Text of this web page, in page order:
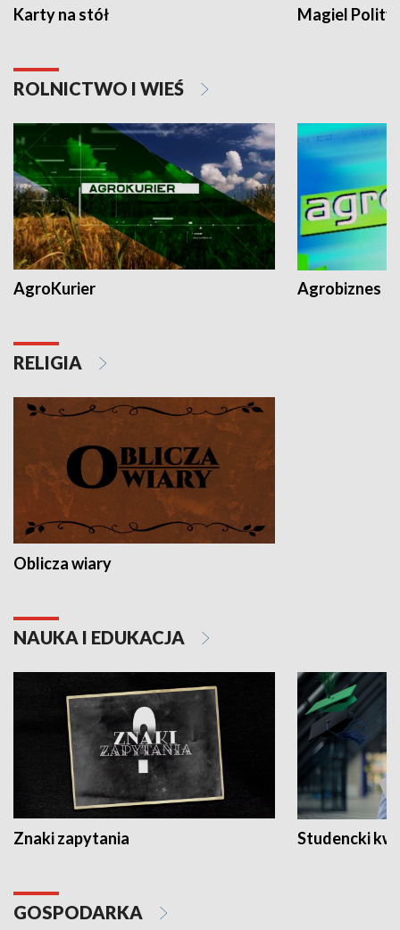
Karty na stół Magiel
ROLNICTWO I WIEŚ
AgroKurier Agrobiznes
RELIGIA
Oblicza wiary
NAUKA I EDUKACJA
Znaki zapytania Studencki
GOSPODARKA